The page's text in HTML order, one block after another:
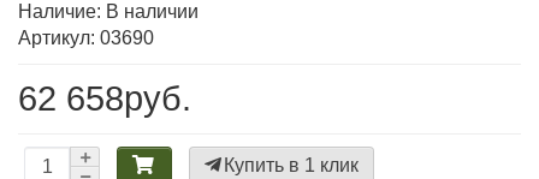
Наличие: В наличии
Артикул: 03690
62 658руб.
Купить в 1 клик